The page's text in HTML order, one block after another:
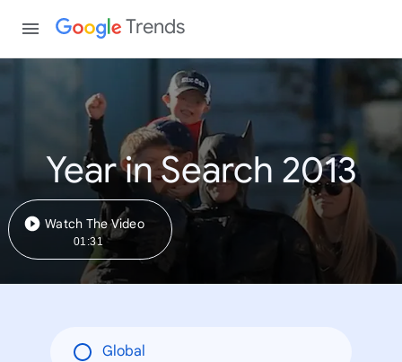
Trends
Year in Search 2013
Watch The Video
01:31
Global